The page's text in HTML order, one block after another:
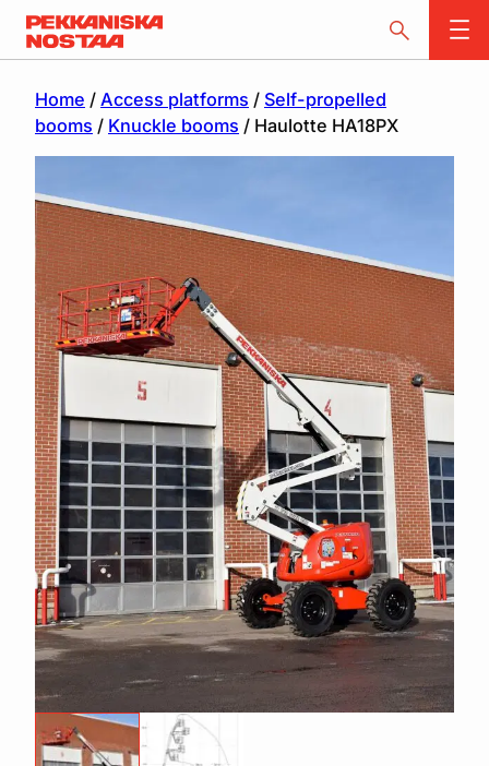
Home / Access platforms / Self-propelled
booms / Knuckle booms / Haulotte HA18PX